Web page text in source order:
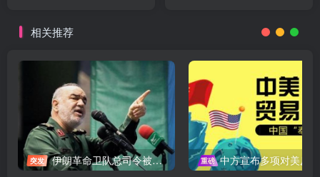
相关推荐
突发 伊朗革命卫队总司令被暗杀，中东局势再添变数 重磅 中方宣布多项对美反制措施，坚决维护自身权益